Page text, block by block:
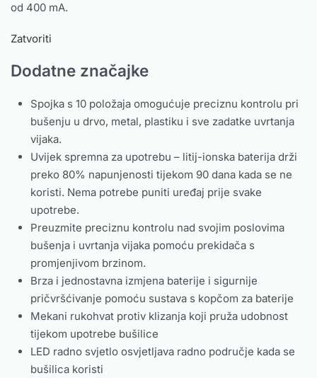
od 400 mA.
Zatvoriti
Dodatne značajke
Spojka s 10 položaja omogućuje preciznu kontrolu pri
bušenju u drvo, metal, plastiku i sve zadatke uvrtanja
vijaka.
Uvijek spremna za upotrebu – litij-ionska baterija drži
preko 80% napunjenosti tijekom 90 dana kada se ne
koristi. Nema potrebe puniti uređaj prije svake
upotrebe.
Preuzmite preciznu kontrolu nad svojim poslovima
bušenja i uvrtanja vijaka pomoću prekidača s
promjenjivom brzinom.
Brza i jednostavna izmjena baterije i sigurnije
pričvršćivanje pomoću sustava s kopčom za baterije
Mekani rukohvat protiv klizanja koji pruža udobnost
tijekom upotrebe bušilice
LED radno svjetlo osvjetljava radno područje kada se
bušilica koristi